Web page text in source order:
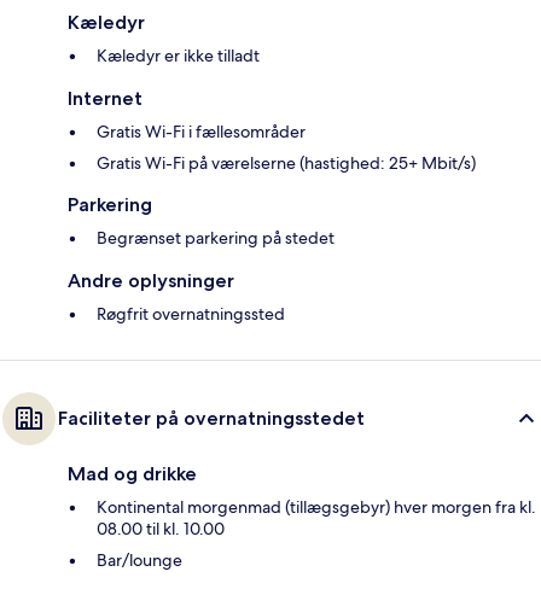
Kæledyr
Kæledyr er ikke tilladt
Internet
Gratis Wi-Fi i fællesområder
Gratis Wi-Fi på værelserne (hastighed: 25+ Mbit/s)
Parkering
Begrænset parkering på stedet
Andre oplysninger
Røgfrit overnatningssted
Faciliteter på overnatningsstedet
Mad og drikke
Kontinental morgenmad (tillægsgebyr) hver morgen fra kl.
08.00 til kl. 10.00
Bar/lounge